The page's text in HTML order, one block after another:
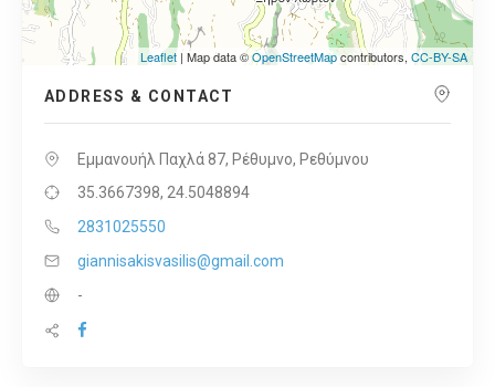
Leaflet | Map data ©OpenStreetMapcontributors, CC-BY-SA
ADDRESS & CONTACT
Εμμανουήλ Παχλά 87, Ρέθυμνο, Ρεθύμνου
35.3667398, 24.5048894
2831025550
giannisakisvasilis@gmail.com
-